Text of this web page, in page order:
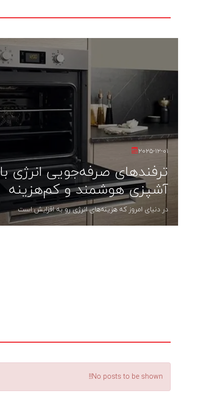
2025-12-01
ترفندهای صرفه‌جویی انرژی
آشپزی هوشمند و کم‌هزینه
در دنیای امروز که هزینه‌های انرژی رو به افزایش است
No posts to be shown!!